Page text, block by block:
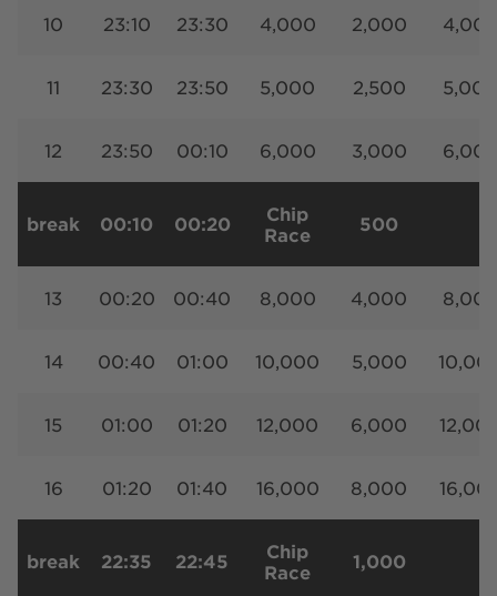
10 23:10 23:30 4,000 2,000
11 23:30 23:50 5,000 2,500 5,000
12 23:50 00:10 6,000 3,000
break 00:10 00:20
Chip
Race
500
13 00:20 00:40 8,000 4,000
14 00:40 01:00 10,000 5,000
15 01:00 01:20 12,000 6,000
16 01:20 01:40 16,000 8,000
break 22:35 22:45
Chip
Race
1,000